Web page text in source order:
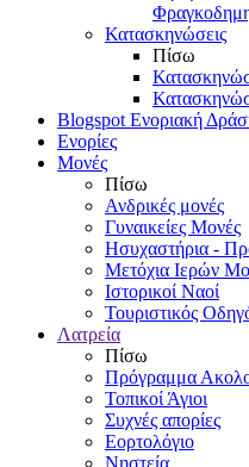
Κατασκηνώσεις
Πίσω
Blogspot Ενοριακή
Ενορίες
Μονές
Πίσω
Ανδρικές μονές
Γυναικείες Μονές
Ησυχαστήρια -
Μετόχια Ιερών
Ιστορικοί Ναοί
Τουριστικός
Λατρεία
Πίσω
Πρόγραμμα
Τοπικοί Άγιοι
Συχνές απορίες
Εορτολόγιο
Νηστεία